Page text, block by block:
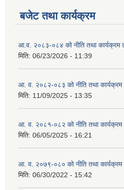
बजेट तथा कार्यक्रम
आ.व. २०८३-०८४ को नीति तथा कार्यक्रम
मिति: 06/23/2026 - 11:39
आ. व. २०८२-०८३ को नीति तथा कार्यक्रम
मिति: 11/09/2025 - 13:35
आ. व. २०८१-०८२ को नीति तथा कार्यक्रम
मिति: 06/05/2025 - 16:21
आ. व. २०७९-०८० को नीति तथा कार्यक्रम
मिति: 06/30/2022 - 15:42